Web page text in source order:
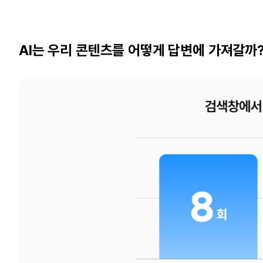
AI는 우리 콘텐츠를 어떻게 답변에 가져갈까